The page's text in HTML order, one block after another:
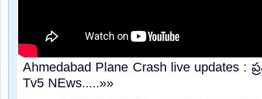
Ahmedabad Plane Crash live updates
Tv5 NEws.....»»